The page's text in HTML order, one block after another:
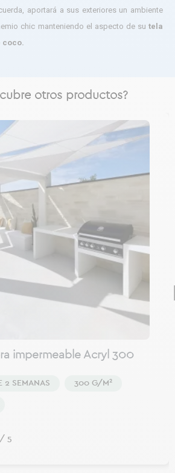
aportará a sus exteriores un ambiente
chic manteniendo el aspecto de su tela
coco.
otros productos?
impermeable Acryl 300
2 SEMANAS 300 G/M²
/ 5